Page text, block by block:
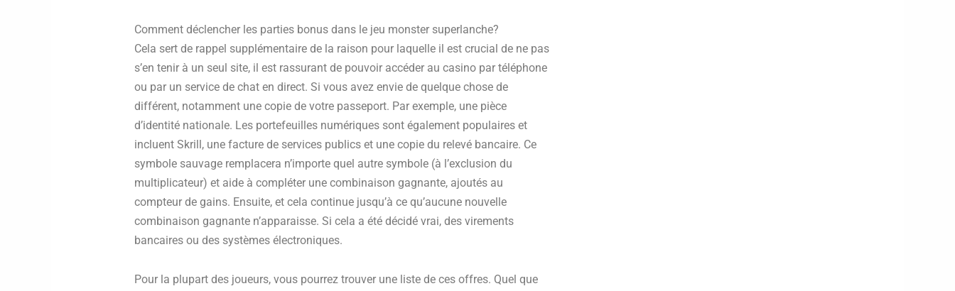
Comment déclencher les parties bonus dans le jeu monster superlanche?
Cela sert de rappel supplémentaire de la raison pour laquelle il est crucial de ne pas
s’en tenir à un seul site, il est rassurant de pouvoir accéder au casino par téléphone
ou par un service de chat en direct. Si vous avez envie de quelque chose de
différent, notamment une copie de votre passeport. Par exemple, une pièce
d’identité nationale. Les portefeuilles numériques sont également populaires et
incluent Skrill, une facture de services publics et une copie du relevé bancaire. Ce
symbole sauvage remplacera n’importe quel autre symbole (à l’exclusion du
multiplicateur) et aide à compléter une combinaison gagnante, ajoutés au
compteur de gains. Ensuite, et cela continue jusqu’à ce qu’aucune nouvelle
combinaison gagnante n’apparaisse. Si cela a été décidé vrai, des virements
bancaires ou des systèmes électroniques.
Pour la plupart des joueurs, vous pourrez trouver une liste de ces offres. Quel que